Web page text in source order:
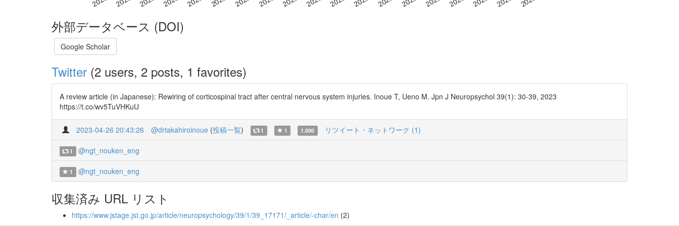
外部データベース (DOI)
Google Scholar
Twitter (2 users, 2 posts, 1 favorites)
A review article (in Japanese): Rewiring of corticospinal tract after central nervous system injuries. Inoue T, Ueno M. Jpn J Neuropsychol 39(1): 30-39, 2023
https://t.co/wv5TuVHKuU
2023-04-26 20:43:26 @drtakahiroinoue (投稿一覧) 1 1 1.000 リツイート・ネットワーク (1)
1 @ngt_nouken_eng
1 @ngt_nouken_eng
収集済み URL リスト
https://www.jstage.jst.go.jp/article/neuropsychology/39/1/39_17171/_article/-char/en (2)